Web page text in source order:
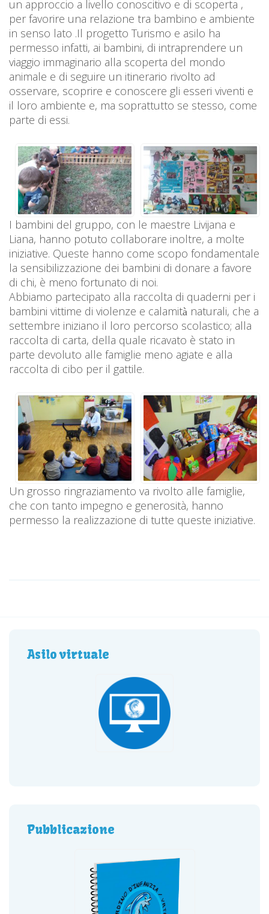
un approccio a livello conoscitivo e di scoperta ,
per favorire una relazione tra bambino e ambiente
in senso lato .Il progetto Turismo e asilo ha
permesso infatti, ai bambini, di intraprendere un
viaggio immaginario alla scoperta del mondo
animale e di seguire un itinerario rivolto ad
osservare, scoprire e conoscere gli esseri viventi e
il loro ambiente e, ma soprattutto se stesso, come
parte di essi.
I bambini del gruppo, con le maestre Livijana e
Liana, hanno potuto collaborare inoltre, a molte
iniziative. Queste hanno come scopo fondamentale
la sensibilizzazione dei bambini di donare a favore
di chi, è meno fortunato di noi.
Abbiamo partecipato alla raccolta di quaderni per i
bambini vittime di violenze e calamità naturali, che a
settembre iniziano il loro percorso scolastico; alla
raccolta di carta, della quale ricavato è stato in
parte devoluto alle famiglie meno agiate e alla
raccolta di cibo per il gattile.
Un grosso ringraziamento va rivolto alle famiglie,
che con tanto impegno e generosità, hanno
permesso la realizzazione di tutte queste iniziative.
Asilo virtuale
Pubblicazione